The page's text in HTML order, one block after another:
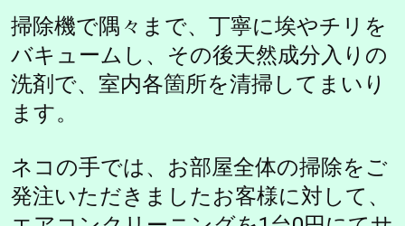
掃除機で隅々まで、丁寧に埃やチリを
バキュームし、その後天然成分入りの
洗剤で、室内各箇所を清掃してまいり
ます。
ネコの手では、お部屋全体の掃除をご
発注いただきましたお客様に対して、